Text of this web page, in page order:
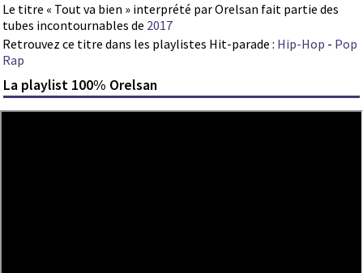
Le titre « Tout va bien » interprété par Orelsan fait partie des
tubes incontournables de 2017
Retrouvez ce titre dans les playlistes Hit-parade : Hip-Hop - Pop
Rap
La playlist 100% Orelsan